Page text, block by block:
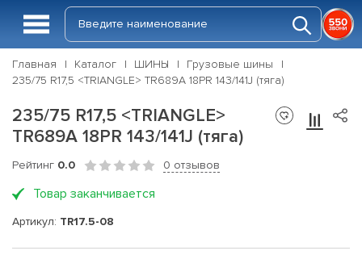
Главная Каталог ШИНЫ
Грузовые шины
235/75 R17,5 <TRIANGLE> TR689A 18PR 143/141J (тяга)
235/75 R17,5 <TRIANGLE>
TR689A 18PR 143/141J (тяга)
Рейтинг 0.0 0 отзывов
Товар заканчивается
Артикул: TR17.5-08